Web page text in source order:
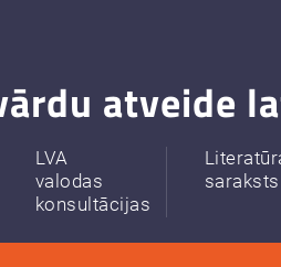
atveide
LVA
valodas
konsultācijas
saraksts